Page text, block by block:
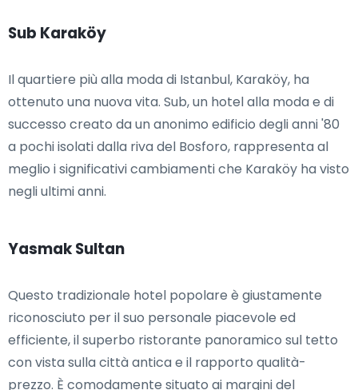
Sub Karaköy
Il quartiere più alla moda di Istanbul, Karaköy, ha
ottenuto una nuova vita. Sub, un hotel alla moda e di
successo creato da un anonimo edificio degli anni '80
a pochi isolati dalla riva del Bosforo, rappresenta al
meglio i significativi cambiamenti che Karaköy ha visto
negli ultimi anni.
Yasmak Sultan
Questo tradizionale hotel popolare è giustamente
riconosciuto per il suo personale piacevole ed
efficiente, il superbo ristorante panoramico sul tetto
con vista sulla città antica e il rapporto qualità-
prezzo. È comodamente situato ai margini del